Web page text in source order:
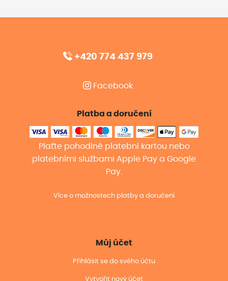
+420 774 437 979
Facebook
Platba a doručení
Plaťte pohodlně platební kartou nebo
platebními službami Apple Pay a Google
Pay.
Více o možnostech platby a doručení
Můj účet
Přihlásit se do svého účtu
Vytvořit nový účet